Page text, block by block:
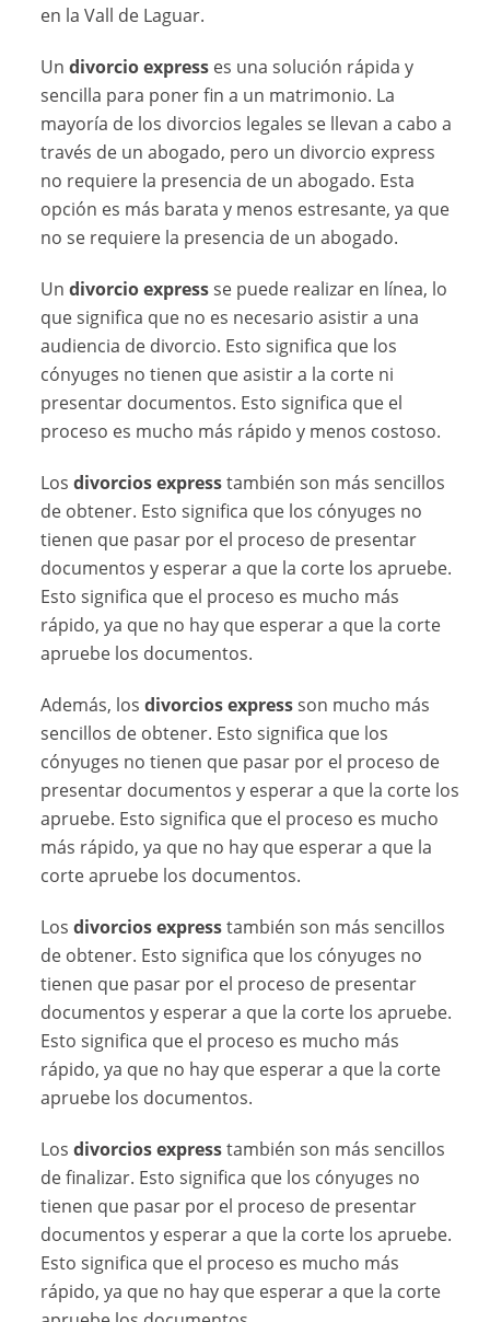
en la Vall de Laguar.
Undivorcio express es una solución rápida y
sencilla para poner fin a un matrimonio. La
mayoría de los divorcios legales se llevan a cabo a
través de un abogado, pero un divorcio express
no requiere la presencia de un abogado. Esta
opción es más barata y menos estresante, ya que
no se requiere la presencia de un abogado.
Undivorcio expressse puede realizar en línea, lo
que significa que no es necesario asistir a una
audiencia de divorcio. Esto significa que los
cónyuges no tienen que asistir a la corte ni
presentar documentos. Esto significa que el
proceso es mucho más rápido y menos costoso.
Losdivorcios expresstambién son más sencillos
de obtener. Esto significa que los cónyuges no
tienen que pasar por el proceso de presentar
documentos y esperar a que la corte los apruebe.
Esto significa que el proceso es mucho más
rápido, ya que no hay que esperar a que la corte
apruebe los documentos.
Además, losdivorcios expressson mucho más
sencillos de obtener. Esto significa que los
cónyuges no tienen que pasar por el proceso de
presentar documentos y esperar a que la corte los
apruebe. Esto significa que el proceso es mucho
más rápido, ya que no hay que esperar a que la
corte apruebe los documentos.
Losdivorcios expresstambién son más sencillos
de obtener. Esto significa que los cónyuges no
tienen que pasar por el proceso de presentar
documentos y esperar a que la corte los apruebe.
Esto significa que el proceso es mucho más
rápido, ya que no hay que esperar a que la corte
apruebe los documentos.
Losdivorcios expresstambién son más sencillos
de finalizar. Esto significa que los cónyuges no
tienen que pasar por el proceso de presentar
documentos y esperar a que la corte los apruebe.
Esto significa que el proceso es mucho más
rápido, ya que no hay que esperar a que la corte